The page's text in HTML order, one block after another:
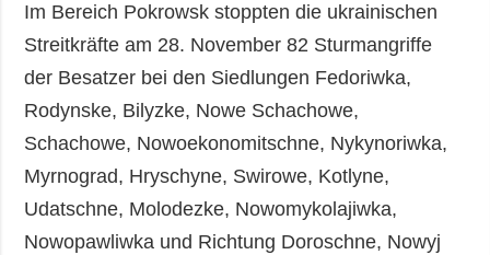
Im Bereich Pokrowsk stoppten die ukrainischen
Streitkräfte am 28. November 82 Sturmangriffe
der Besatzer bei den Siedlungen Fedoriwka,
Rodynske, Bilyzke, Nowe Schachowe,
Schachowe, Nowoekonomitschne, Nykynoriwka,
Myrnograd, Hryschyne, Swirowe, Kotlyne,
Udatschne, Molodezke, Nowomykolajiwka,
Nowopawliwka und Richtung Doroschne, Nowyj